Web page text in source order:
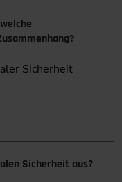
Sicherheit
Sicherheit aus?